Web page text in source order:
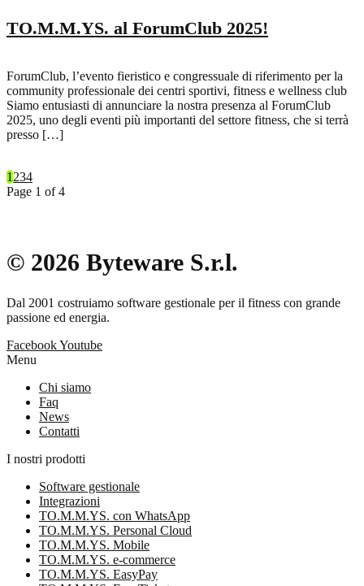
TO.M.M.YS. al ForumClub 2025!
ForumClub, l’evento fieristico e congressuale di riferimento per la
community professionale dei centri sportivi, fitness e wellness club
Siamo entusiasti di annunciare la nostra presenza al ForumClub
2025, uno degli eventi più importanti del settore fitness, che si terrà
presso […]
1234
Page 1 of 4
© 2026 Byteware S.r.l.
Dal 2001 costruiamo software gestionale per il fitness con grande
passione ed energia.
FacebookYoutube
Menu
Chi siamo
Faq
News
Contatti
I nostri prodotti
Software gestionale
Integrazioni
TO.M.M.YS. con WhatsApp
TO.M.M.YS. Personal Cloud
TO.M.M.YS. Mobile
TO.M.M.YS. e-commerce
TO.M.M.YS. EasyPay